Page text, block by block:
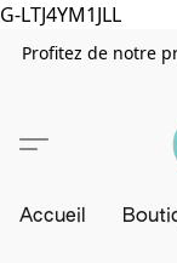
G-LTJ4YM1JLL
Profitez de notre
Accueil